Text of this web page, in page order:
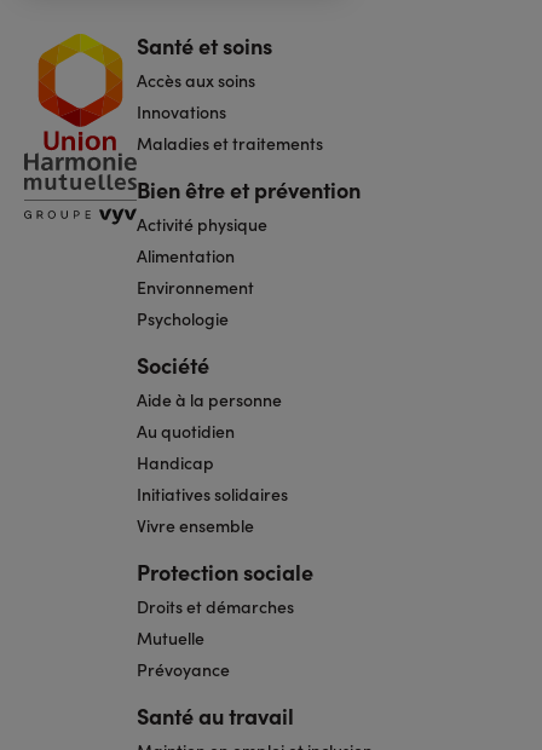
Navigation
de
page
Santé et soins
Accès aux soins
Innovations
Maladies et traitements
Bien être et prévention
Activité physique
Alimentation
Environnement
Psychologie
Société
Aide à la personne
Au quotidien
Handicap
Initiatives solidaires
Vivre ensemble
Protection sociale
Droits et démarches
Mutuelle
Prévoyance
Santé au travail